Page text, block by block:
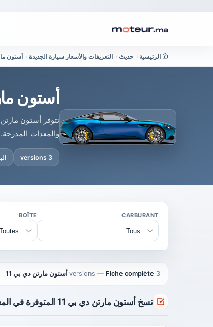
الرئيسية › حديث › التعريفات والأسعار سيارة الجديدة › أستون
أستون مارتن دي بي 11 في
والمعدات المدرجة.
3 versions
CARBURANT
BOÎTE
3 versions
— Fiche complète أستون مارتن دي بي 11
نسخ أستون مارتن دي بي 11 المتوفرة في المغرب